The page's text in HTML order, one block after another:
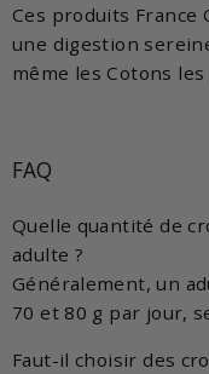
Ces produits
une digestion
même les Cotons
FAQ
Quelle quantité de
adulte ?
Généralement, un
70 et 80 g par jour,
Faut-il choisir des